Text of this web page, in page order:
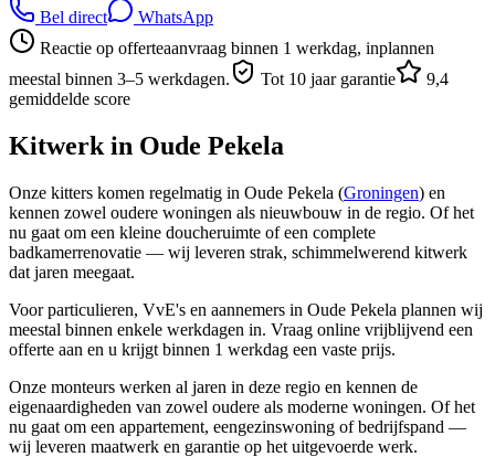
Bel direct
WhatsApp
Reactie op offerteaanvraag binnen 1 werkdag, inplannen
meestal binnen 3–5 werkdagen.
Tot 10 jaar garantie
9,4
gemiddelde score
Kitwerk in Oude Pekela
Onze kitters komen regelmatig in Oude Pekela (Groningen) en
kennen zowel oudere woningen als nieuwbouw in de regio. Of het
nu gaat om een kleine doucheruimte of een complete
badkamerrenovatie — wij leveren strak, schimmelwerend kitwerk
dat jaren meegaat.
Voor particulieren, VvE's en aannemers in Oude Pekela plannen wij
meestal binnen enkele werkdagen in. Vraag online vrijblijvend een
offerte aan en u krijgt binnen 1 werkdag een vaste prijs.
Onze monteurs werken al jaren in deze regio en kennen de
eigenaardigheden van zowel oudere als moderne woningen. Of het
nu gaat om een appartement, eengezinswoning of bedrijfspand —
wij leveren maatwerk en garantie op het uitgevoerde werk.